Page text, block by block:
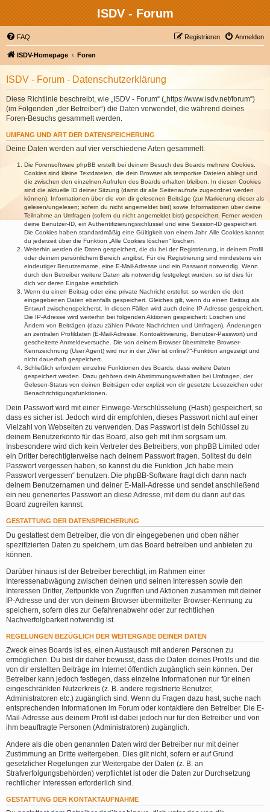
ISDV - Forum
FAQ Anmelden
Registrieren
ISDV-Homepage Foren
ISDV - Forum - Datenschutzerklärung
Diese Richtlinie beschreibt, wie „ISDV - Forum“ („https://www.isdv.net/forum“)
(im Folgenden „der Betreiber“) die Daten verwendet, die während deines
Foren-Besuchs gesammelt werden.
UMFANG UND ART DER DATENSPEICHERUNG
Deine Daten werden auf vier verschiedene Arten gesammelt:
Die Forensoftware phpBB erstellt bei deinem Besuch des Boards mehrere Cookies.
Cookies sind kleine Textdateien, die dein Browser als temporäre Dateien ablegt und
die zwischen den einzelnen Aufrufen des Boards erhalten bleiben. In diesen Cookies
sind die aktuelle ID deiner Sitzung (damit dir alle Seitenaufrufe zugeordnet werden
können), Informationen über die von dir gelesenen Beiträge (zur Markierung dieser als
gelesen/ungelesen; sofern du nicht angemeldet bist) sowie Informationen über deine
Teilnahme an Umfragen (sofern du nicht angemeldet bist) gespeichert. Ferner werden
deine Benutzer-ID, ein Authentifizierungsschlüssel und eine Session-ID gespeichert.
Die Cookies haben standardmäßig eine Gültigkeit von einem Jahr. Alle Cookies kannst
du jederzeit über die Funktion „Alle Cookies löschen“ löschen.
Weiterhin werden die Daten gespeichert, die du bei der Registrierung, in deinem Profil
oder deinem persönlichem Bereich angibst. Für die Registrierung sind mindestens ein
eindeutiger Benutzername, eine E-Mail-Adresse und ein Passwort notwendig. Wenn
durch den Betreiber weitere Daten als notwendig festgelegt wurden, so ist dies für
dich vor deren Eingabe ersichtlich.
Wenn du einen Beitrag oder eine private Nachricht erstellst, so werden die dort
eingegebenen Daten ebenfalls gespeichert. Gleiches gilt, wenn du einen Beitrag als
Entwurf zwischenspeicherst. In diesen Fällen wird auch deine IP-Adresse gespeichert.
Die IP-Adresse wird weiterhin bei folgenden Aktionen gespeichert: Löschen und
Ändern von Beiträgen (dazu zählen Private Nachrichten und Umfragen), Änderungen
an zentralen Profildaten (E-Mail-Adresse, Kontoaktivierung, Benutzer-Passwort) und
gescheiterte Anmeldeversuche. Die von deinem Browser übermittelte Browser-
Kennzeichnung (User Agent) wird nur in der „Wer ist online?“-Funktion angezeigt und
nicht dauerhaft gespeichert.
Schließlich erfordern einzelne Funktionen des Boards, dass weitere Daten
gespeichert werden. Dazu gehören dein Abstimmungsverhalten bei Umfragen, der
Gelesen-Status von deinen Beiträgen oder explizit von dir gesetzte Lesezeichen oder
Benachrichtigungsfunktionen.
Dein Passwort wird mit einer Einwege-Verschlüsselung (Hash) gespeichert, so
dass es sicher ist. Jedoch wird dir empfohlen, dieses Passwort nicht auf einer
Vielzahl von Webseiten zu verwenden. Das Passwort ist dein Schlüssel zu
deinem Benutzerkonto für das Board, also geh mit ihm sorgsam um.
Insbesondere wird dich kein Vertreter des Betreibers, von phpBB Limited oder
ein Dritter berechtigterweise nach deinem Passwort fragen. Solltest du dein
Passwort vergessen haben, so kannst du die Funktion „Ich habe mein
Passwort vergessen“ benutzen. Die phpBB-Software fragt dich dann nach
deinem Benutzernamen und deiner E-Mail-Adresse und sendet anschließend
ein neu generiertes Passwort an diese Adresse, mit dem du dann auf das
Board zugreifen kannst.
GESTATTUNG DER DATENSPEICHERUNG
Du gestattest dem Betreiber, die von dir eingegebenen und oben näher
spezifizierten Daten zu speichern, um das Board betreiben und anbieten zu
können.
Darüber hinaus ist der Betreiber berechtigt, im Rahmen einer
Interessenabwägung zwischen deinen und seinen Interessen sowie den
Interessen Dritter, Zeitpunkte von Zugriffen und Aktionen zusammen mit deiner
IP-Adresse und der von deinem Browser übermittelter Browser-Kennung zu
speichern, sofern dies zur Gefahrenabwehr oder zur rechtlichen
Nachverfolgbarkeit notwendig ist.
REGELUNGEN BEZÜGLICH DER WEITERGABE DEINER DATEN
Zweck eines Boards ist es, einen Austausch mit anderen Personen zu
ermöglichen. Du bist dir daher bewusst, dass die Daten deines Profils und die
von dir erstellten Beiträge im Internet öffentlich zugänglich sein können. Der
Betreiber kann jedoch festlegen, dass einzelne Informationen nur für einen
eingeschränkten Nutzerkreis (z. B. andere registrierte Benutzer,
Administratoren etc.) zugänglich sind. Wenn du Fragen dazu hast, suche nach
entsprechenden Informationen im Forum oder kontaktiere den Betreiber. Die E-
Mail-Adresse aus deinem Profil ist dabei jedoch nur für den Betreiber und von
ihm beauftragte Personen (Administratoren) zugänglich.
Andere als die oben genannten Daten wird der Betreiber nur mit deiner
Zustimmung an Dritte weitergeben. Dies gilt nicht, sofern er auf Grund
gesetzlicher Regelungen zur Weitergabe der Daten (z. B. an
Strafverfolgungsbehörden) verpflichtet ist oder die Daten zur Durchsetzung
rechtlicher Interessen erforderlich sind.
GESTATTUNG DER KONTAKTAUFNAHME